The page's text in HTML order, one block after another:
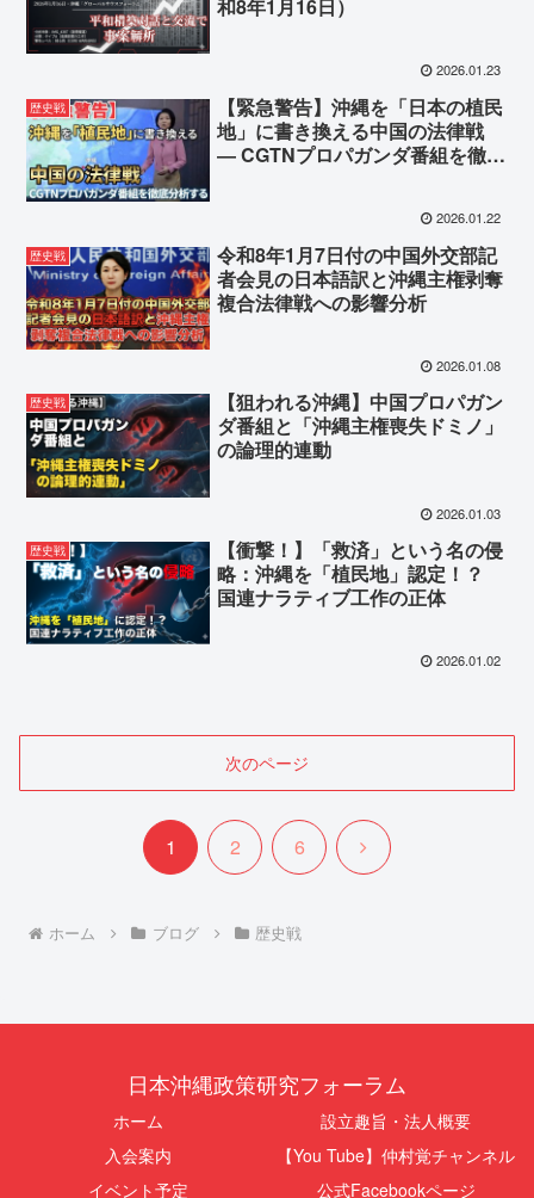
和8年1月16日）
2026.01.23
歴史戦
【緊急警告】沖縄を「日本の植民
地」に書き換える中国の法律戦
― CGTNプロパガンダ番組を徹底
2026.01.22
歴史戦
令和8年1月7日付の中国外交部記
者会見の日本語訳と沖縄主権剥奪
複合法律戦への影響分析
2026.01.08
歴史戦
【狙われる沖縄】中国プロパガン
ダ番組と「沖縄主権喪失ドミノ」
の論理的連動
2026.01.03
歴史戦
【衝撃！】「救済」という名の侵
略：沖縄を「植民地」認定！？
国連ナラティブ工作の正体
2026.01.02
次のページ
1 2 6
次
ホーム ブログ 歴史戦
日本沖縄政策研究フォーラム
ホーム
設立趣旨・法人概要
入会案内
【You Tube】仲村覚チャンネル
イベント予定
公式Facebookページ